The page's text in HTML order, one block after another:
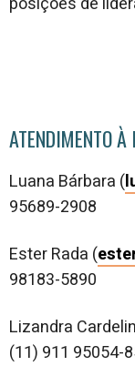
ATENDIMENTO
Luana Bárbara (
95689-2908
Ester Rada (
98183-5890
Lizandra
(11) 911 95054-